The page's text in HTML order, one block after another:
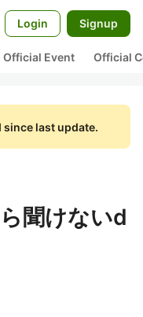
Login Signup
Official Event Official
since last update.
聞けないd